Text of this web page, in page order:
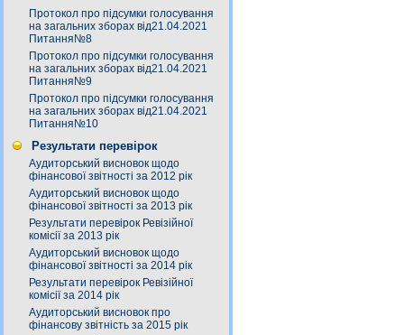
Протокол про підсумки голосування
на загальних зборах від21.04.2021
Питання№8
Протокол про підсумки голосування
на загальних зборах від21.04.2021
Питання№9
Протокол про підсумки голосування
на загальних зборах від21.04.2021
Питання№10
Результати перевірок
Аудиторський висновок щодо
фінансової звітності за 2012 рік
Аудиторський висновок щодо
фінансової звітності за 2013 рік
Результати перевірок Ревізійної
комісії за 2013 рік
Аудиторський висновок щодо
фінансової звітності за 2014 рік
Результати перевірок Ревізійної
комісії за 2014 рік
Аудиторський висновок про
фінансову звітність за 2015 рік